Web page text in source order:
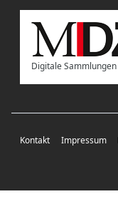
Digitale Sammlungen
Kontakt Impressum